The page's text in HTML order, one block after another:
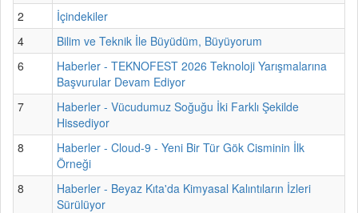
2
İçindekiler
4
Bilim ve Teknik İle Büyüdüm, Büyüyorum
6
Haberler - TEKNOFEST 2026 Teknoloji Yarışmalarına
Başvurular Devam Ediyor
7
Haberler - Vücudumuz Soğuğu İki Farklı Şekilde
Hissediyor
8
Haberler - Cloud-9 - Yeni Bir Tür Gök Cisminin İlk
Örneği
8
Haberler - Beyaz Kıta'da Kimyasal Kalıntıların İzleri
Sürülüyor